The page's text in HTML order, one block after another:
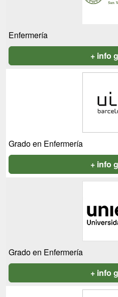
Enfermería
+ info
Grado en Enfermería
+ info
Grado en Enfermería
+ info